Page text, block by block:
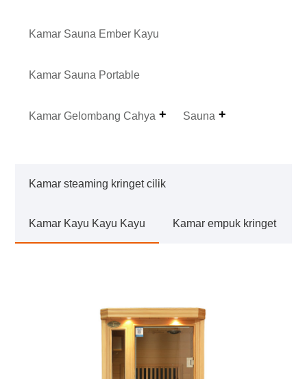
Kamar Sauna Ember Kayu
Kamar Sauna Portable
Kamar Gelombang Cahya Sauna
Kamar steaming kringet cilik
Kamar Kayu Kayu Kayu Kamar empuk kringet